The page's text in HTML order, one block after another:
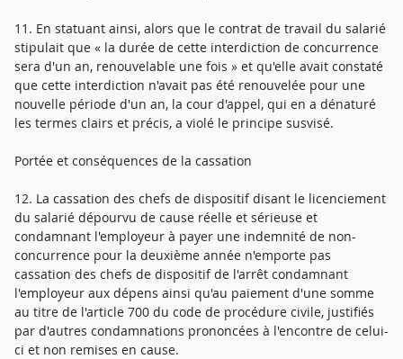
11. En statuant ainsi, alors que le contrat de travail du salarié
stipulait que « la durée de cette interdiction de concurrence
sera d'un an, renouvelable une fois » et qu'elle avait constaté
que cette interdiction n'avait pas été renouvelée pour une
nouvelle période d'un an, la cour d'appel, qui en a dénaturé
les termes clairs et précis, a violé le principe susvisé.
Portée et conséquences de la cassation
12. La cassation des chefs de dispositif disant le licenciement
du salarié dépourvu de cause réelle et sérieuse et
condamnant l'employeur à payer une indemnité de non-
concurrence pour la deuxième année n'emporte pas
cassation des chefs de dispositif de l'arrêt condamnant
l'employeur aux dépens ainsi qu'au paiement d'une somme
au titre de l'article 700 du code de procédure civile, justifiés
par d'autres condamnations prononcées à l'encontre de celui-
ci et non remises en cause.